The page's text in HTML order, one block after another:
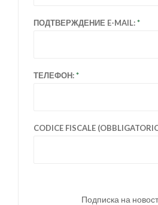
ПОДТВЕРЖДЕНИЕ E-MAIL:
ТЕЛЕФОН:
CODICE FISCALE
Подписка на